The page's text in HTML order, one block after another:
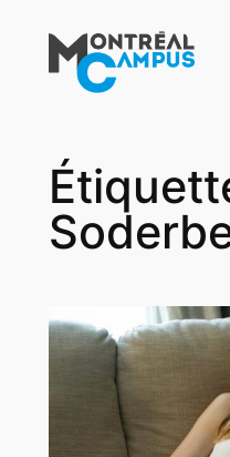
contenu